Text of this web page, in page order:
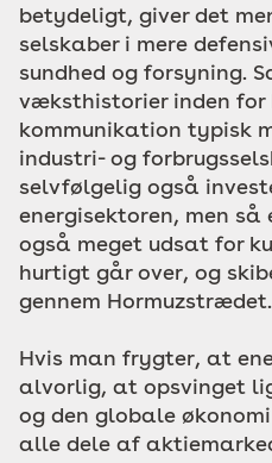
betydeligt, giver det
selskaber i mere
sundhed og forsyning.
væksthistorier inden for
kommunikation typisk
industri- og
selvfølgelig også
energisektoren, men
også meget udsat for
hurtigt går over, og
gennem Hormuzstrædet.
Hvis man frygter, at
alvorlig, at opsvinget
og den globale
alle dele af